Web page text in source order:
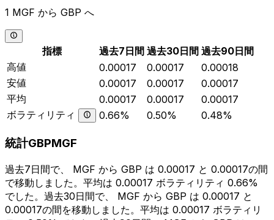
1 MGF から GBP へ
指標 過去7日間 過去30日間 過去90日間
高値
0.00017 0.00017
0.00018
安値
0.00017 0.00017
0.00017
平均
0.00017 0.00017
0.00017
ボラティリティ
0.66% 0.50% 0.48%
統計GBPMGF
過去7日間で、 MGF から GBP は 0.00017 と 0.00017の間
で移動しました。平均は 0.00017 ボラティリティ 0.66%
でした。過去30日間で、 MGF から GBP は 0.00017 と
0.00017の間を移動しました。平均は 0.00017 ボラティリ